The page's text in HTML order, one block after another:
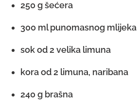
250 g šećera
300 ml punomasnog mlijeka
sok od 2 velika limuna
kora od 2 limuna, naribana
240 g brašna